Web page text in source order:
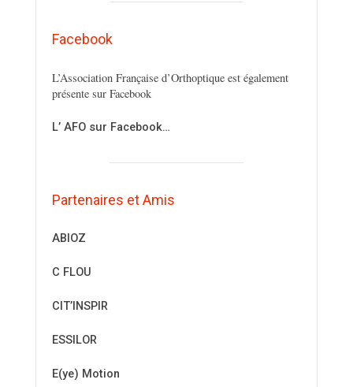
Facebook
L’Association Française d’Orthoptique est également
présente sur Facebook
L’ AFO sur Facebook…
Partenaires et Amis
ABIOZ
C FLOU
CIT’INSPIR
ESSILOR
E(ye) Motion